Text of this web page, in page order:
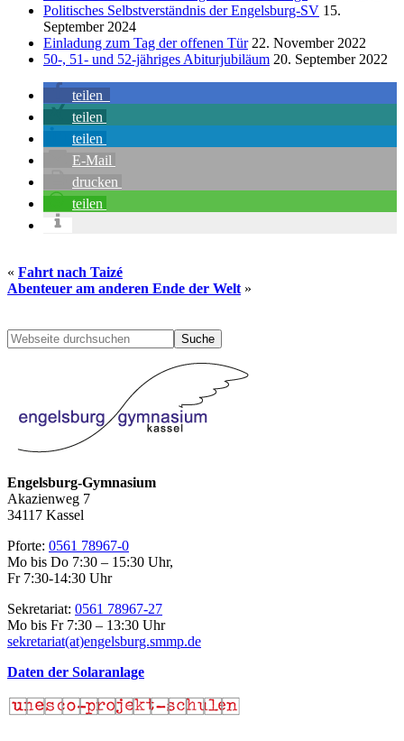
Politisches Selbstverständnis der Engelsburg-SV 15.
September 2024
Einladung zum Tag der offenen Tür22. November 2022
50-, 51- und 52-jähriges Abiturjubiläum 20. September 2022
teilen
teilen
teilen
E-Mail
drucken
teilen
« Fahrt nach Taizé
Abenteuer am anderen Ende der Welt »
Seitenspalte
Webseite
durchsuchen
Engelsburg-Gymnasium
Akazienweg 7
34117 Kassel
Pforte: 0561 78967-0
Mo bis Do 7:30 – 15:30 Uhr,
Fr 7:30-14:30 Uhr
Sekretariat: 0561 78967-27
Mo bis Fr 7:30 – 13:30 Uhr
sekretariat(at)engelsburg.smmp.de
Daten der Solaranlage